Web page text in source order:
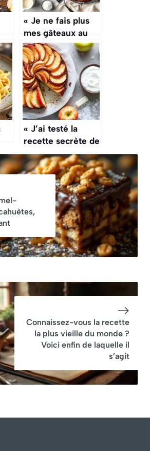
« Je ne fais plus
mes gâteaux au
four » : cette
recette de gâteau
aux pommes à la
poêle va vous
bluffer
« J’ai testé la
recette secrète de
Julie Andrieu » :
son gâteau aux
pommes fait
fureur (et il est
bien meilleur
qu’une tarte aux
pommes)
Connaissez-vous la recette
la plus vieille du monde ?
Voici enfin de laquelle il
s’agit